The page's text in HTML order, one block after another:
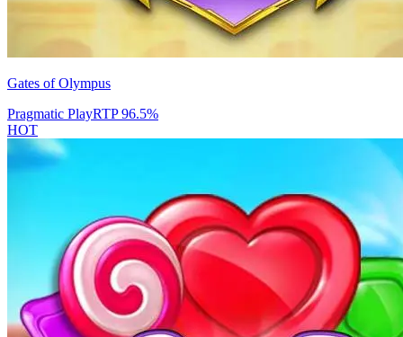
Gates of Olympus
Pragmatic PlayRTP96.5%
HOT